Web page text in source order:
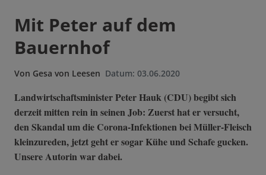
Mit Peter auf dem
Bauernhof
Von Gesa von Leesen Datum: 03.06.2020
Landwirtschaftsminister Peter Hauk (CDU) begibt sich
derzeit mitten rein in seinen Job: Zuerst hat er versucht,
den Skandal um die Corona-Infektionen bei Müller-Fleisch
kleinzureden, jetzt geht er sogar Kühe und Schafe gucken.
Unsere Autorin war dabei.